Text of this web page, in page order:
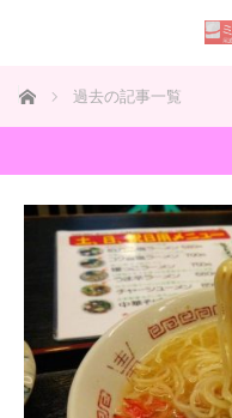
ホーム 過去の記事一覧